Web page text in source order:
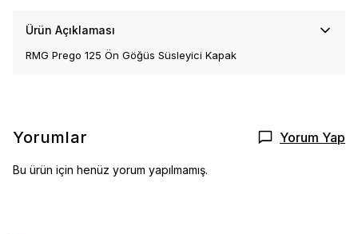
Ürün Açıklaması
RMG Prego 125 Ön Göğüs Süsleyici Kapak
Yorumlar Yorum Yap
Bu ürün için henüz yorum yapılmamış.